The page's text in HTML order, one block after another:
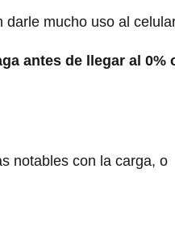
mucho uso al
antes de llegar al 0%
notables con la carga, o